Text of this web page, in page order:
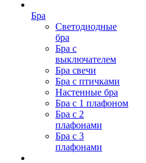
Бра
Светодиодные
бра
Бра с
выключателем
Бра свечи
Бра с птичками
Настенные бра
Бра с 1 плафоном
Бра с 2
плафонами
Бра с 3
плафонами